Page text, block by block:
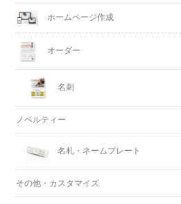
ホームページ作成
オーダー
名刺
ノベルティー
名札・ネームプレート
その他・カスタマイズ